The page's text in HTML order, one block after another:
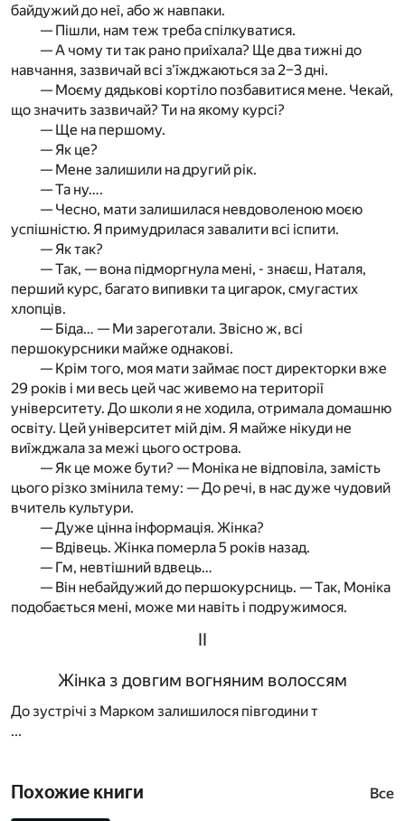
байдужий до неї, або ж навпаки.
— Пішли, нам теж треба спілкуватися.
— А чому ти так рано приїхала? Ще два тижні до
навчання, зазвичай всі з’їжджаються за 2–3 дні.
— Моєму дядькові кортіло позбавитися мене. Чекай,
що значить зазвичай? Ти на якому курсі?
— Ще на першому.
— Як це?
— Мене залишили на другий рік.
— Та ну….
— Чесно, мати залишилася невдоволеною моєю
успішністю. Я примудрилася завалити всі іспити.
— Як так?
— Так, — вона підморгнула мені, - знаєш, Наталя,
перший курс, багато випивки та цигарок, смугастих
хлопців.
— Біда… — Ми зареготали. Звісно ж, всі
першокурсники майже однакові.
— Крім того, моя мати займає пост директорки вже
29 років і ми весь цей час живемо на території
університету. До школи я не ходила, отримала домашню
освіту. Цей університет мій дім. Я майже нікуди не
виїжджала за межі цього острова.
— Як це може бути? — Моніка не відповіла, замість
цього різко змінила тему: — До речі, в нас дуже чудовий
вчитель культури.
— Дуже цінна інформація. Жінка?
— Вдівець. Жінка померла 5 років назад.
— Гм, невтішний вдвець…
— Він небайдужий до першокурсниць. — Так, Моніка
подобається мені, може ми навіть і подружимося.
ІІ
Жінка з довгим вогняним волоссям
До зустрічі з Марком залишилося півгодини т
...
Похожие книги Все